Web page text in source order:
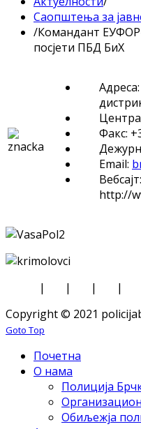
Саопштења за
/Командант
посјети ПБД БиХ
Факс:
Email:
Вебсајт:
http://
| | | |
Copyright © 2021
Goto Top
Почетна
О нама
Полиција
Обиљежја